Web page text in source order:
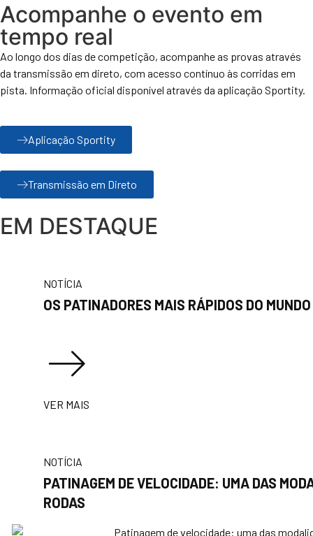
Acompanhe o evento em
tempo real
Ao longo dos dias de competição, acompanhe as provas através
da transmissão em direto, com acesso contínuo às corridas em
pista. Informação oficial disponível através da aplicação Sportity.
Aplicação Sportity
Transmissão em Direto
EM DESTAQUE
NOTÍCIA
OS PATINADORES MAIS RÁPIDOS DO
VER MAIS
NOTÍCIA
PATINAGEM DE VELOCIDADE: UMA DAS
RODAS